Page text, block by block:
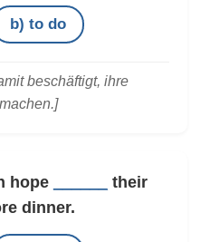
b) to do
beschäftigt, ihre
hope
their
dinner.